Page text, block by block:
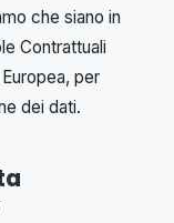
che siano in
Contrattuali
per
dei dati.